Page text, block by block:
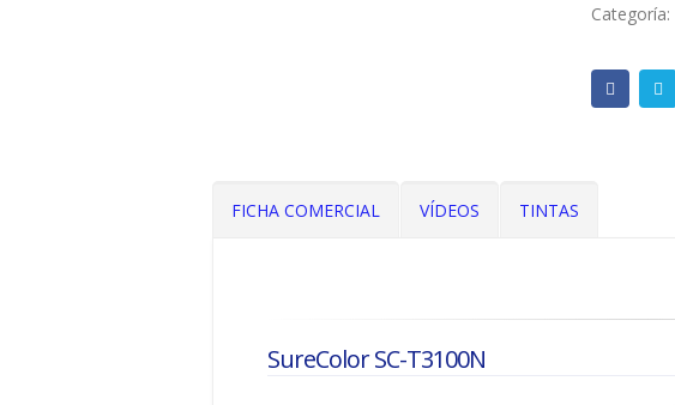
Categoría:
FICHA COMERCIAL VÍDEOS TINTAS
SureColor SC-T3100N